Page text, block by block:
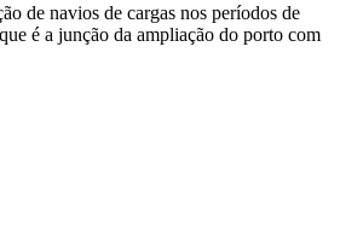
de navios de cargas nos períodos de
é a junção da ampliação do porto com